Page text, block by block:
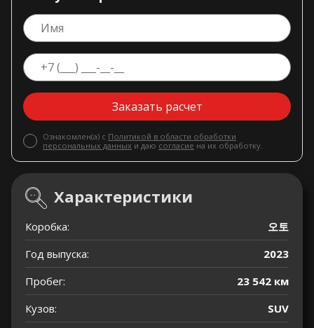
Заказать расчет
Ознакомлен(а) с Политикой в области обработки
персональных данных и даю согласие на их обработку.
Характеристики
Коробка:
오토
Год выпуска:
2023
Пробег:
23 542 км
Кузов:
SUV